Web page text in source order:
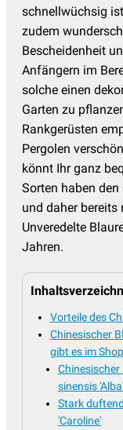
schnellwüchsig
zudem
Bescheidenheit
Anfängern im
solche einen
Garten zu
Rankgerüsten
Pergolen
könnt Ihr ganz
Sorten haben
und daher bereits
Unveredelte
Jahren.
Vorteile des
Chinesischer
gibt es im Shop
Chinesischer
sinensis 'Alba'
Stark
'Caroline'